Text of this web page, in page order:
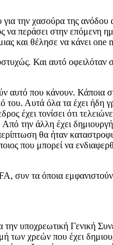
την χασούρα της ανόδου
να περάσει στην επόμενη
και θέλησε να κάνει one
Και αυτό οφειλόταν
αυτό που κάνουν. Κάποια
του. Αυτά όλα τα έχει ήδη
έχει τονίσει ότι
την άλλη έχει
θα ήταν
που μπορεί να
συν τα όποια
υποχρεωτική Γενική
των χρεών που έχει